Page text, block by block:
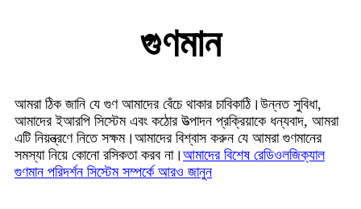
গুণমান
আমরা ঠিক জানি যে গুণ আমাদের বেঁচে থাকার চাবিকাঠি।উন্নত সুবিধা,
আমাদের ইআরপি সিস্টেম এবং কঠোর উত্পাদন প্রক্রিয়াকে ধন্যবাদ, আমরা
এটি নিয়ন্ত্রণে নিতে সক্ষম।আমাদের বিশ্বাস করুন যে আমরা গুণমানের
সমস্যা নিয়ে কোনো রসিকতা করব না। আমাদের বিশেষ রেডিওলজিক্যাল
গুণমান পরিদর্শন সিস্টেম সম্পর্কে আরও জানুন